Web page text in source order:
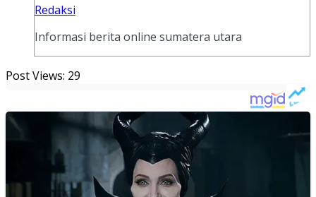
Redaksi
Informasi berita online sumatera utara
Post Views: 29